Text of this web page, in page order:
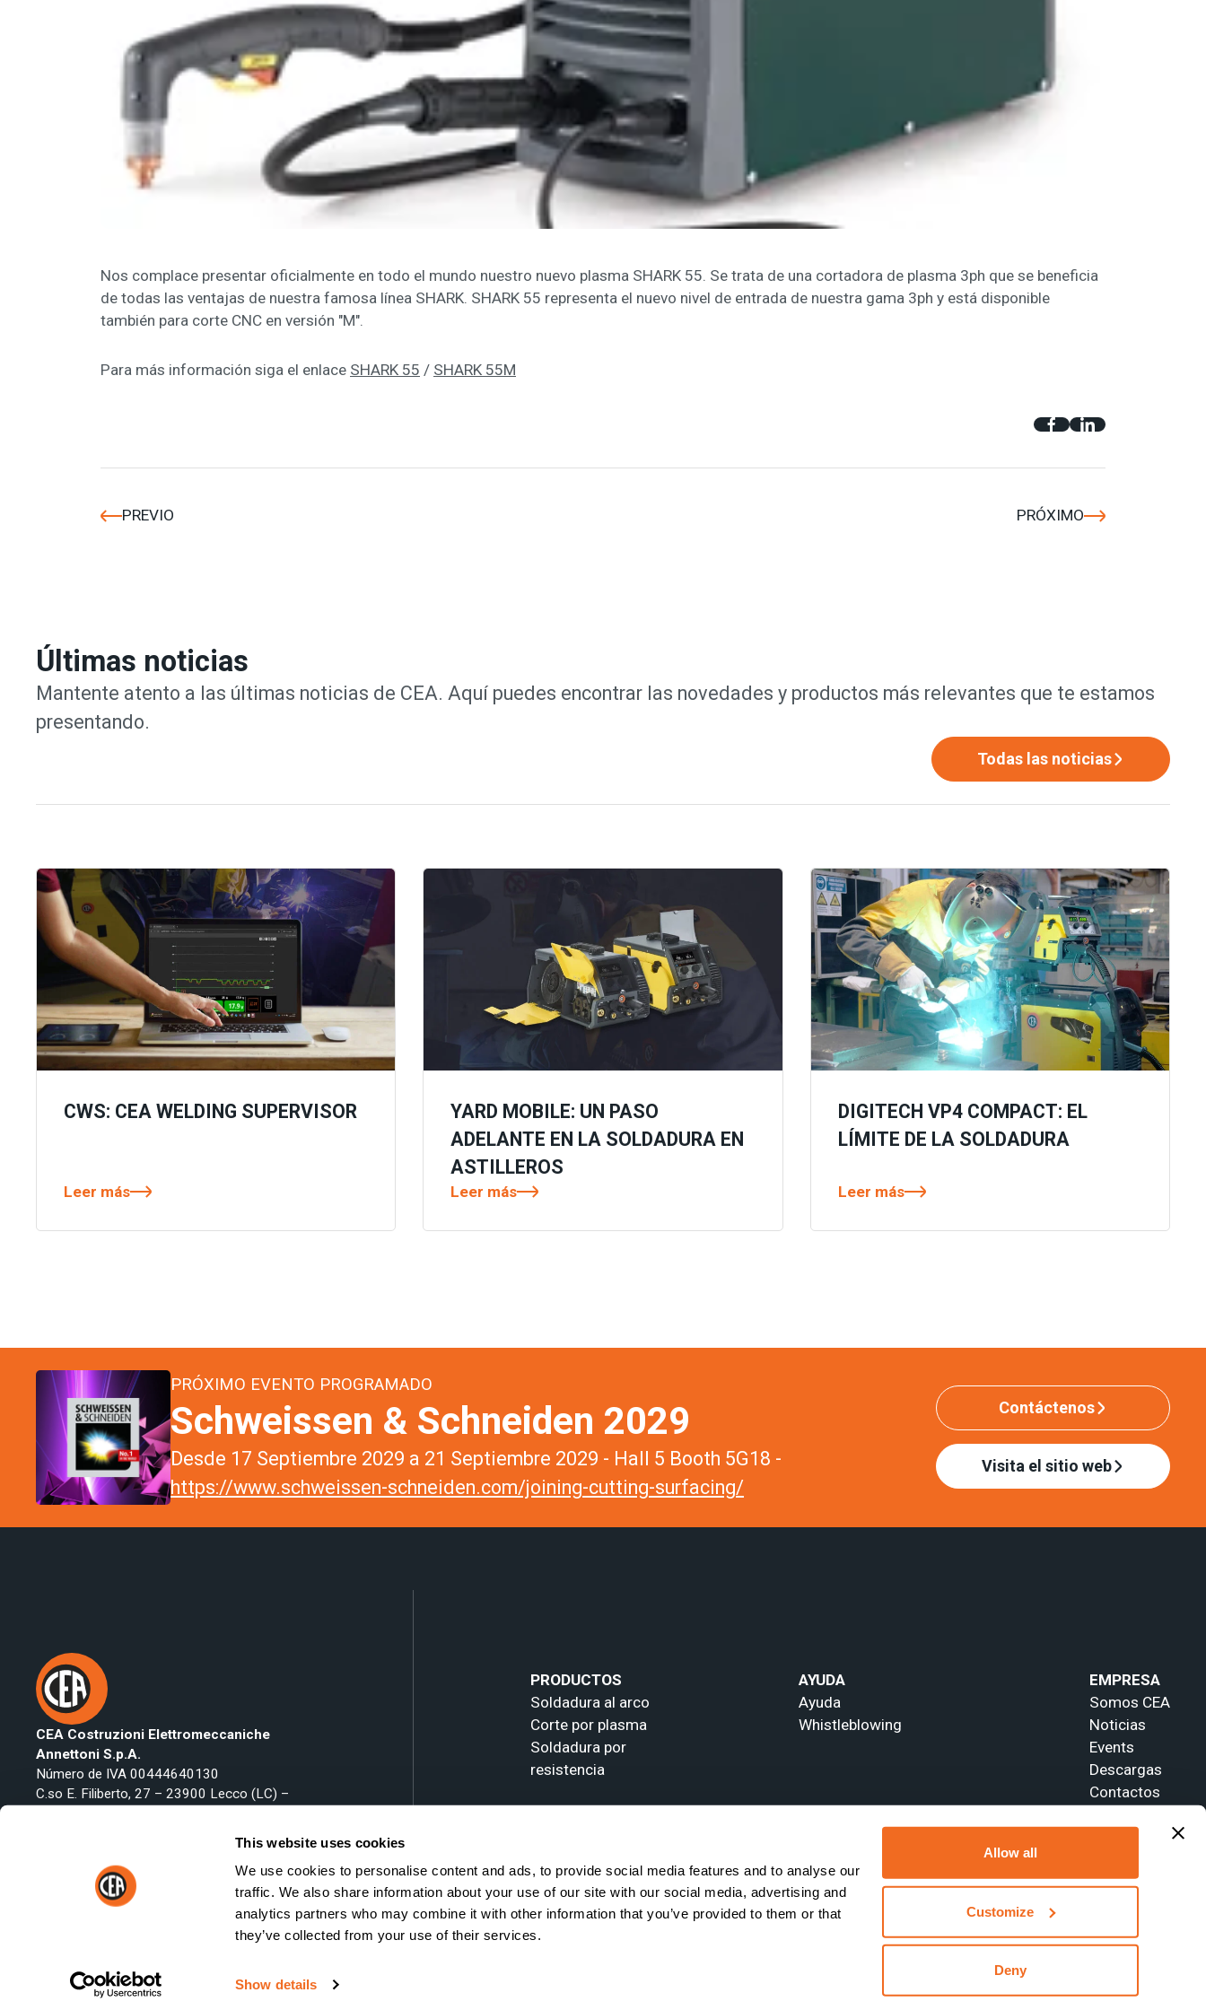
This website uses cookies
We use cookies to personalise content and ads, to provide social media features and to analyse our
traffic. We also share information about your use of our site with our social media, advertising and
analytics partners who may combine it with other information that you’ve provided to them or that
they’ve collected from your use of their services.
Show details
Allow all
Customize
Deny
Nos complace presentar oficialmente en todo el mundo nuestro nuevo plasma SHARK 55. Se trata de una cortadora de plasma 3ph que se beneficia
de todas las ventajas de nuestra famosa línea SHARK. SHARK 55 representa el nuevo nivel de entrada de nuestra gama 3ph y está disponible
también para corte CNC en versión "M".
Para más información siga el enlace SHARK 55 / SHARK 55M
PREVIO PRÓXIMO
Últimas noticias
Mantente atento a las últimas noticias de CEA. Aquí puedes encontrar las novedades y productos más relevantes que te estamos
presentando.
Todas las noticias
CWS: CEA WELDING SUPERVISOR
Leer más
YARD MOBILE: UN PASO
ADELANTE EN LA SOLDADURA EN
ASTILLEROS
Leer más
DIGITECH VP4 COMPACT: EL
LÍMITE DE LA SOLDADURA
Leer más
PRÓXIMO EVENTO PROGRAMADO
Schweissen & Schneiden 2029
Desde 17 Septiembre 2029 a 21 Septiembre 2029 - Hall 5 Booth 5G18 -
https://www.schweissen-schneiden.com/joining-cutting-surfacing/
Contáctenos
Visita el sitio web
CEA Costruzioni Elettromeccaniche
Annettoni S.p.A.
Número de IVA 00444640130
C.so E. Filiberto, 27 – 23900 Lecco (LC) –
export@ceaweld.com
PRODUCTOS
Soldadura al arco
Corte por plasma
Soldadura por
resistencia
AYUDA
Ayuda
Whistleblowing
EMPRESA
Somos CEA
Noticias
Events
Descargas
Contactos
© 2026 CEA Costruzioni Elettromeccaniche Annettoni S.p.A. - All rights reserved - Sitio web creado por